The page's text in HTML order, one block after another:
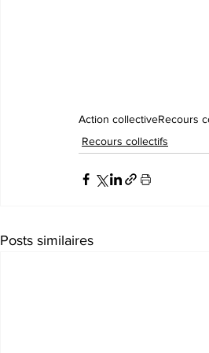
Action collectiveRecours
Recours collectifs
Posts similaires